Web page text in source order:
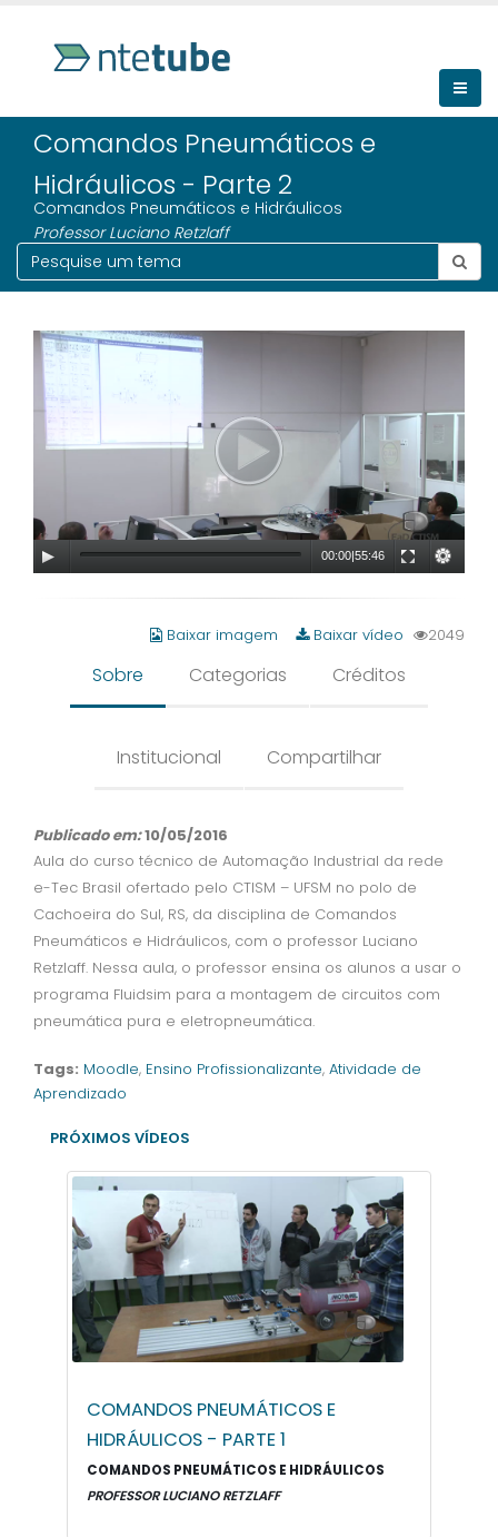
Comandos Pneumáticos e
Hidráulicos - Parte 2
Comandos Pneumáticos e Hidráulicos
Professor Luciano Retzlaff
00:00|55:46
Baixar imagem Baixar vídeo 2049
Sobre Categorias Créditos
Institucional Compartilhar
Publicado em:10/05/2016
Aula do curso técnico de Automação Industrial da rede
e-Tec Brasil ofertado pelo CTISM – UFSM no polo de
Cachoeira do Sul, RS, da disciplina de Comandos
Pneumáticos e Hidráulicos, com o professor Luciano
Retzlaff. Nessa aula, o professor ensina os alunos a usar o
programa Fluidsim para a montagem de circuitos com
pneumática pura e eletropneumática.
Tags: Moodle, Ensino Profissionalizante, Atividade de
Aprendizado
PRÓXIMOS VÍDEOS
COMANDOS PNEUMÁTICOS E
HIDRÁULICOS - PARTE 1
COMANDOS PNEUMÁTICOS E HIDRÁULICOS
PROFESSOR LUCIANO RETZLAFF